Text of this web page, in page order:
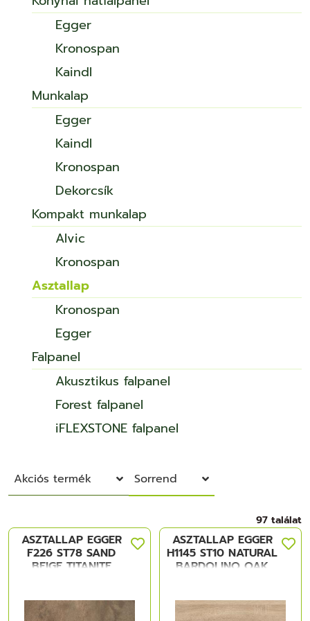
Egger
Kronospan
Kaindl
Munkalap
Egger
Kaindl
Kronospan
Dekorcsík
Kompakt munkalap
Alvic
Kronospan
Asztallap
Kronospan
Egger
Falpanel
Akusztikus falpanel
Forest falpanel
iFLEXSTONE falpanel
Akciós termék Sorrend
97 találat
ASZTALLAP EGGER
F226 ST78 SAND
BEIGE TITANITE
ASZTALLAP EGGER
H1145 ST10 NATURAL
BARDOLINO OAK